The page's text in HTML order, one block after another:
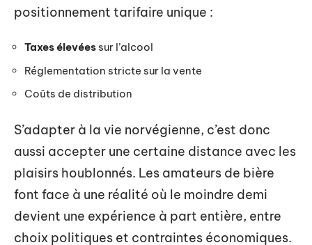
positionnement tarifaire unique :
Taxes élevées sur l’alcool
Réglementation stricte sur la vente
Coûts de distribution
S’adapter à la vie norvégienne, c’est donc
aussi accepter une certaine distance avec les
plaisirs houblonnés. Les amateurs de bière
font face à une réalité où le moindre demi
devient une expérience à part entière, entre
choix politiques et contraintes économiques.